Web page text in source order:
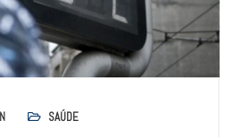
SAÚDE